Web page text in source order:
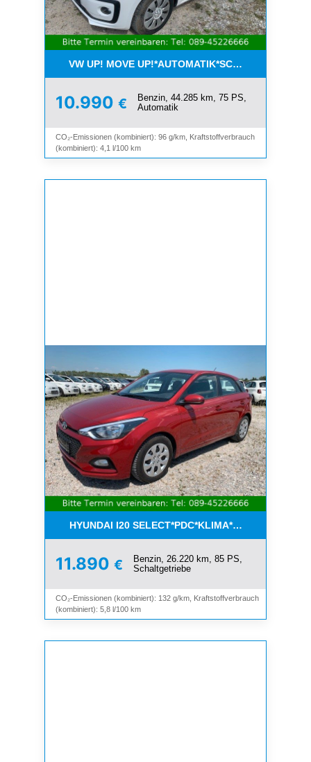
VW UP! MOVE
10.990 €
Benzin, 44.285 km, 75 PS,
Automatik
CO₂-Emissionen (kombiniert): 96 g/km, Kraftstoffverbrauch
(kombiniert): 4,1 l/100 km
HYUNDAI I20 SELECT*PDC*KLIMA*ESP*8-
11.890 €
Benzin, 26.220 km, 85 PS,
Schaltgetriebe
CO₂-Emissionen (kombiniert): 132 g/km, Kraftstoffverbrauch
(kombiniert): 5,8 l/100 km